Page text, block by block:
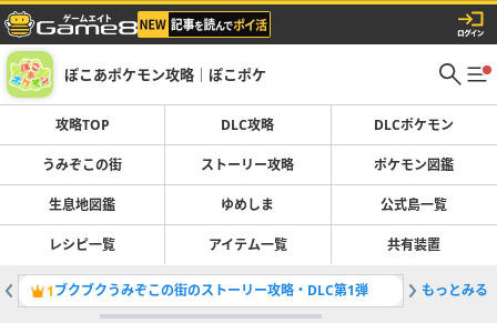
ぽこあポケモン攻略｜ぽこポケ
攻略TOP DLC攻略 DLCポケモン
うみぞこの街 ストーリー攻略 ポケモン図鑑
生息地図鑑 ゆめしま 公式島一覧
レシピ一覧 アイテム一覧 共有装置
1ブクブクうみぞこの街のストーリー攻略・DLC第1弾 2DLCの
もっとみる